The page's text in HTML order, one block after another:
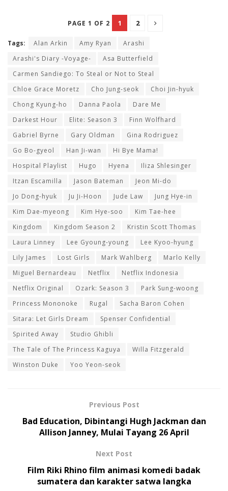
PAGE 1 OF 2 1 2
Tags: Alan Arkin Amy Ryan
Arashi
Arashi's Diary -Voyage-
Asa Butterfield
Carmen Sandiego: To Steal or Not to Steal
Chloe Grace Moretz
Cho Jung-seok
Choi Jin-hyuk
Chong Kyung-ho
Danna Paola
Dare Me
Darkest Hour
Elite: Season 3
Finn Wolfhard
Gabriel Byrne
Gary Oldman
Gina Rodriguez
Go Bo-gyeol
Han Ji-wan
Hi Bye Mama!
Hospital Playlist
Hugo Hyena
Iliza Shlesinger
Itzan Escamilla
Jason Bateman
Jeon Mi-do
Jo Dong-hyuk
Ju Ji-Hoon Jude Law
Jung Hye-in
Kim Dae-myeong
Kim Hye-soo
Kim Tae-hee
Kingdom
Kingdom Season 2
Kristin Scott Thomas
Laura Linney
Lee Gyoung-young
Lee Kyoo-hyung
Lily James
Lost Girls Mark Wahlberg
Marlo Kelly
Miguel Bernardeau
Netflix
Netflix Indonesia
Netflix Original
Ozark: Season 3
Park Sung-woong
Princess Mononoke
Rugal
Sacha Baron Cohen
Sitara: Let Girls Dream
Spenser Confidential
Spirited Away
Studio Ghibli
The Tale of The Princess Kaguya
Willa Fitzgerald
Winston Duke
Yoo Yeon-seok
Previous Post
Bad Education, Dibintangi Hugh Jackman dan
Allison Janney, Mulai Tayang 26 April
Next Post
Film Riki Rhino film animasi komedi badak
sumatera dan karakter satwa langka